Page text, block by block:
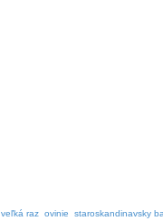
veľká raz ovinie staroskandinavsky